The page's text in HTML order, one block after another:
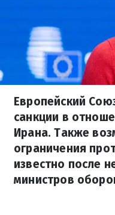
Европейский
санкции в
Ирана. Также
ограничения
известно после
министров